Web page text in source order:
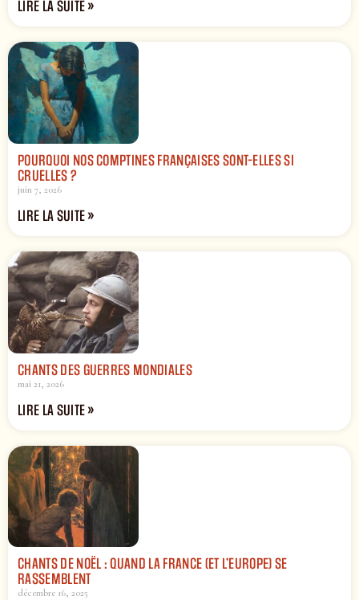
LIRE LA SUITE »
POURQUOI NOS COMPTINES FRANÇAISES SONT-ELLES SI
CRUELLES ?
juin 7, 2026
LIRE LA SUITE »
CHANTS DES GUERRES MONDIALES
mai 21, 2026
LIRE LA SUITE »
CHANTS DE NOËL : QUAND LA FRANCE (ET L’EUROPE) SE
RASSEMBLENT
décembre 16, 2025